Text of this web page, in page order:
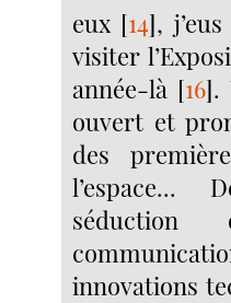
eux [14],
visiter
année-là [16].
ouvert et
des
l’espace...
séduction
innovations